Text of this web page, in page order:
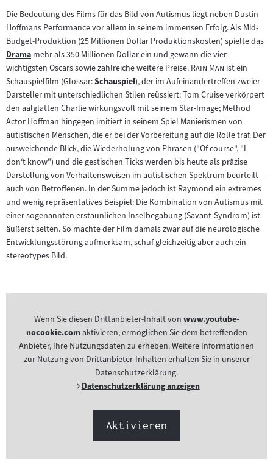
Die Bedeutung des Films für das Bild von Autismus liegt neben Dustin
Hoffmans Performance vor allem in seinem immensen Erfolg. Als Mid-
Budget-Produktion (25 Millionen Dollar Produktionskosten) spielte das
Zum
Inhalt:
Drama mehr als 350 Millionen Dollar ein und gewann die vier
wichtigsten Oscars sowie zahlreiche weitere Preise. "Rain Man "ist ein
Schauspielfilm (Glossar:Zum
Inhalt:
Schauspiel), der im Aufeinandertreffen zweier
Darsteller mit unterschiedlichen Stilen reüssiert: Tom Cruise verkörpert
den aalglatten Charlie wirkungsvoll mit seinem Star-Image; Method
Actor Hoffman hingegen imitiert in seinem Spiel Manierismen von
autistischen Menschen, die er bei der Vorbereitung auf die Rolle traf. Der
ausweichende Blick, die Wiederholung von Phrasen ("Of course", "I
don‘t know") und die gestischen Ticks werden bis heute als präzise
Darstellung von Verhaltensweisen im autistischen Spektrum beurteilt –
auch von Betroffenen. In der Summe jedoch ist Raymond ein extremes
und wenig repräsentatives Beispiel: Die Kombination von Autismus mit
einer sogenannten erstaunlichen Inselbegabung (Savant-Syndrom) ist
äußerst selten. So machte der Film damals zwar auf die neurologische
Entwicklungsstörung aufmerksam, schuf gleichzeitig aber auch ein
stereotypes Bild.
Wenn Sie diesen Drittanbieter-Inhalt von www.youtube-
nocookie.comaktivieren, ermöglichen Sie dem betreffenden
Anbieter, Ihre Nutzungsdaten zu erheben. Weitere Informationen
zur Nutzung von Drittanbieter-Inhalten erhalten Sie in unserer
Datenschutzerklärung.
Externer
Datenschutzerklärung anzeigen
Aktivieren